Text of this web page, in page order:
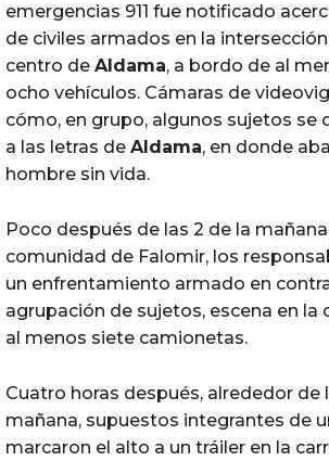
emergencias 911 fue notificado
de civiles armados en la
centro de Aldama, a bordo de al
ocho vehículos. Cámaras de
cómo, en grupo, algunos sujetos se
a las letras de Aldama, en donde
hombre sin vida.
Poco después de las 2 de la
comunidad de Falomir, los
un enfrentamiento armado en
agrupación de sujetos, escena en la
al menos siete camionetas.
Cuatro horas después, alrededor de
mañana, supuestos integrantes de
marcaron el alto a un tráiler en la